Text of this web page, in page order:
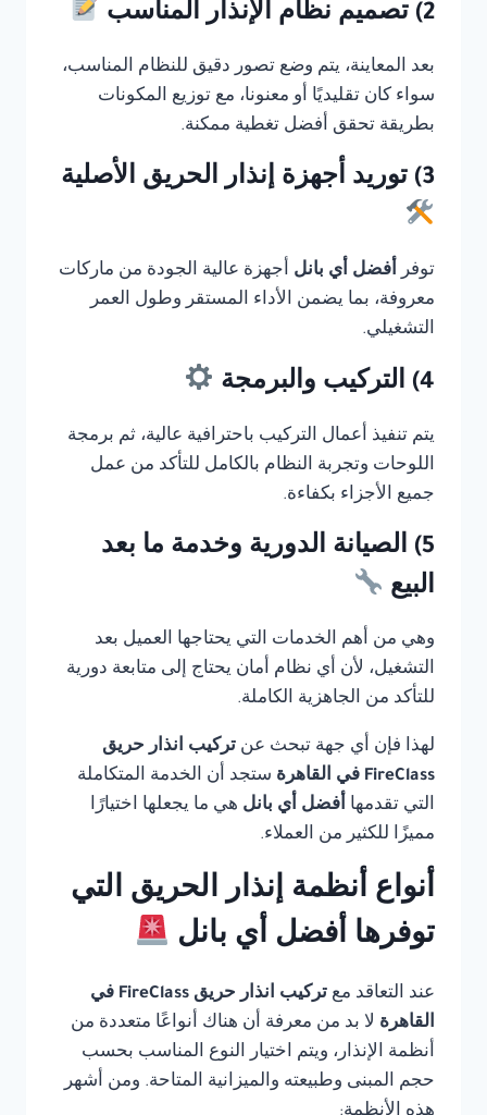
2) تصميم نظام الإنذار المناسب
بعد المعاينة، يتم وضع تصور دقيق للنظام المناسب،
سواء كان تقليديًا أو معنونا، مع توزيع المكونات
بطريقة تحقق أفضل تغطية ممكنة.
3) توريد أجهزة إنذار الحريق الأصلية
توفر أفضل أي بانل أجهزة عالية الجودة من ماركات
معروفة، بما يضمن الأداء المستقر وطول العمر
التشغيلي.
4) التركيب والبرمجة
يتم تنفيذ أعمال التركيب باحترافية عالية، ثم برمجة
اللوحات وتجربة النظام بالكامل للتأكد من عمل
جميع الأجزاء بكفاءة.
5) الصيانة الدورية وخدمة ما بعد
البيع
وهي من أهم الخدمات التي يحتاجها العميل بعد
التشغيل، لأن أي نظام أمان يحتاج إلى متابعة دورية
للتأكد من الجاهزية الكاملة.
لهذا فإن أي جهة تبحث عن تركيب انذار حريق
FireClass في القاهرة
ستجد أن الخدمة المتكاملة
التي تقدمها أفضل أي بانل هي ما يجعلها اختيارًا
مميزًا للكثير من العملاء.
أنواع أنظمة إنذار الحريق التي
توفرها أفضل أي بانل
عند التعاقد مع
تركيب انذار حريق FireClass في
القاهرة لا بد من معرفة أن هناك أنواعًا متعددة من
أنظمة الإنذار، ويتم اختيار النوع المناسب بحسب
حجم المبنى وطبيعته والميزانية المتاحة. ومن أشهر